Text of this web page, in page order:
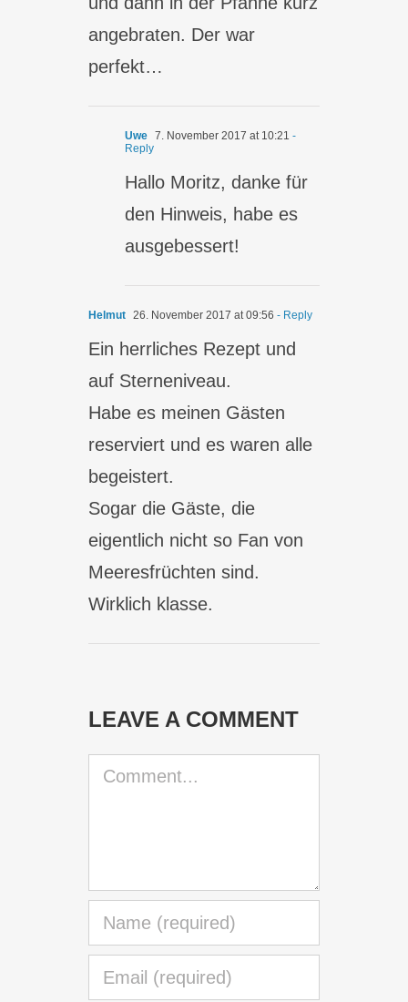
angebraten. Der war
perfekt…
Uwe 7. November 2017 at 10:21 -
Reply
Hallo Moritz, danke für
den Hinweis, habe es
ausgebessert!
Helmut 26. November 2017 at 09:56 - Reply
Ein herrliches Rezept und
auf Sterneniveau.
Habe es meinen Gästen
reserviert und es waren alle
begeistert.
Sogar die Gäste, die
eigentlich nicht so Fan von
Meeresfrüchten sind.
Wirklich klasse.
LEAVE A COMMENT
Comment